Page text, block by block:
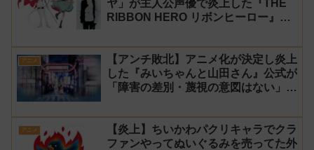
ヤ」が主人公声優で炎上した『THE
RIBBON HERO リボンヒーロー』に
ンルン」「でびでび・でびる」が出
演！
アニメ
【アンチ敗北】アニメ化が決定し炎上
した『みいちゃんと山田さん』公式が
「障害の差別・蔑視の意図はない」と
アニメ
【炎上】ちいかわパクリキャラでクラ
ファンやってぬいぐるみを売ってた外